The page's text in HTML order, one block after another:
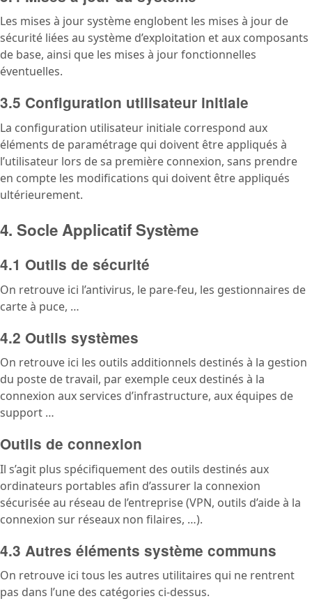
Les mises à jour système englobent les mises à jour de
sécurité liées au système d’exploitation et aux composants
de base, ainsi que les mises à jour fonctionnelles
éventuelles.
3.5 Configuration utilisateur initiale
La configuration utilisateur initiale correspond aux
éléments de paramétrage qui doivent être appliqués à
l’utilisateur lors de sa première connexion, sans prendre
en compte les modifications qui doivent être appliqués
ultérieurement.
4. Socle Applicatif Système
4.1 Outils de sécurité
On retrouve ici l’antivirus, le pare-feu, les gestionnaires de
carte à puce, …
4.2 Outils systèmes
On retrouve ici les outils additionnels destinés à la gestion
du poste de travail, par exemple ceux destinés à la
connexion aux services d’infrastructure, aux équipes de
support …
Outils de connexion
Il s’agit plus spécifiquement des outils destinés aux
ordinateurs portables afin d’assurer la connexion
sécurisée au réseau de l’entreprise (VPN, outils d’aide à la
connexion sur réseaux non filaires, …).
4.3 Autres éléments système communs
On retrouve ici tous les autres utilitaires qui ne rentrent
pas dans l’une des catégories ci-dessus.